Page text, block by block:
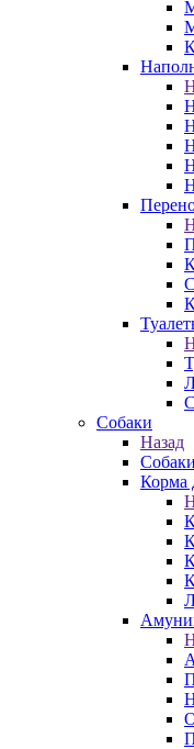
Собаки
Назад
Собаки
Корма